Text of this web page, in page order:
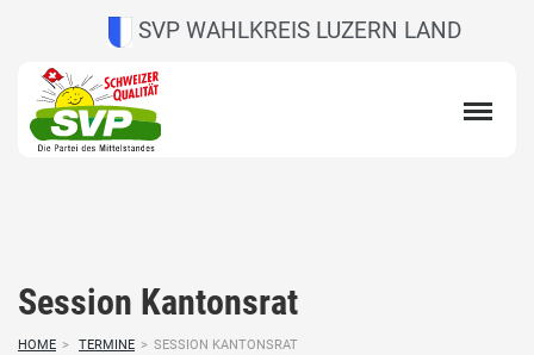
SVP WAHLKREIS LUZERN LAND
Session Kantonsrat
HOME > TERMINE > SESSION KANTONSRAT